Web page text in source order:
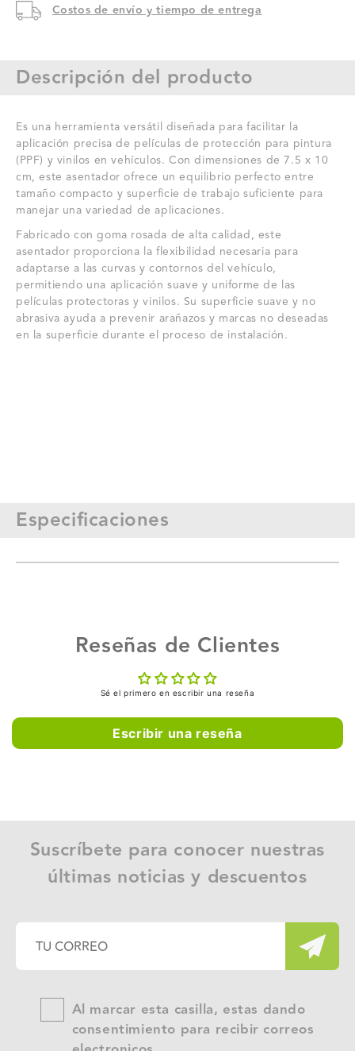
Descripción del producto
Es una herramienta versátil diseñada para facilitar la
aplicación precisa de películas de protección para pintura
(PPF) y vinilos en vehículos. Con dimensiones de 7.5 x 10
cm, este asentador ofrece un equilibrio perfecto entre
tamaño compacto y superficie de trabajo suficiente para
manejar una variedad de aplicaciones.
Fabricado con goma rosada de alta calidad, este
asentador proporciona la flexibilidad necesaria para
adaptarse a las curvas y contornos del vehículo,
permitiendo una aplicación suave y uniforme de las
películas protectoras y vinilos. Su superficie suave y no
abrasiva ayuda a prevenir arañazos y marcas no deseadas
en la superficie durante el proceso de instalación.
Especificaciones
ROSADA
PARA
Y
PPF
ADH
TL-
60887
PARA
Y
PPF
ADH
TL-
60887
Costos de envío y tiempo de entrega
Reseñas de Clientes
Sé el primero en escribir una reseña
Escribir una reseña
Suscríbete para conocer nuestras
últimas noticias y descuentos
Al marcar esta casilla, estas dando
consentimiento para recibir correos